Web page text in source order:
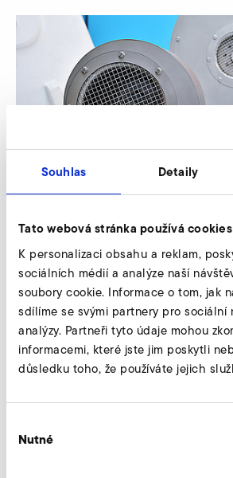
Souhlas Detaily
Tato webová stránka používá cookies
K personalizaci obsahu a reklam,
sociálních médií a analýze naší
soubory cookie. Informace o tom, jak
sdílíme se svými partnery pro sociální
analýzy. Partneři tyto údaje mohou
informacemi, které jste jim poskytli
důsledku toho, že používáte jejich
souhlasu
Nutné
Potřebujete poradit?
Poradíme Vám individuálně a
potřeb. Naši experti Vám budou
zeptejte se experta